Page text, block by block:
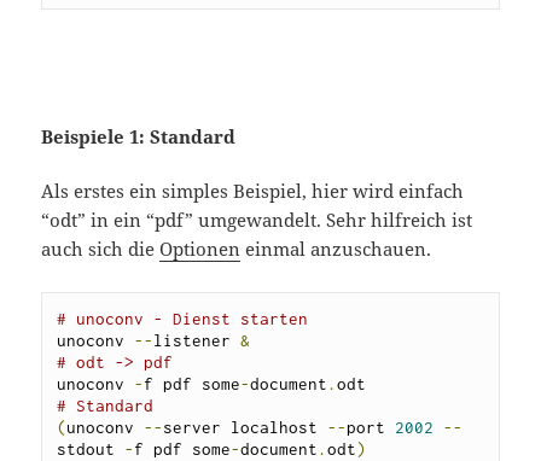
Beispiele 1: Standard
Als erstes ein simples Beispiel, hier wird einfach
“odt” in ein “pdf” umgewandelt. Sehr hilfreich ist
auch sich dieOptionen einmal anzuschauen.
# unoconv - Dienst starten
unoconv --listener &
# odt -> pdf
unoconv -f pdf some-document .
# Standard
(unoconv --server localhost --port 2002
--
stdout -f pdf some-document .odt)